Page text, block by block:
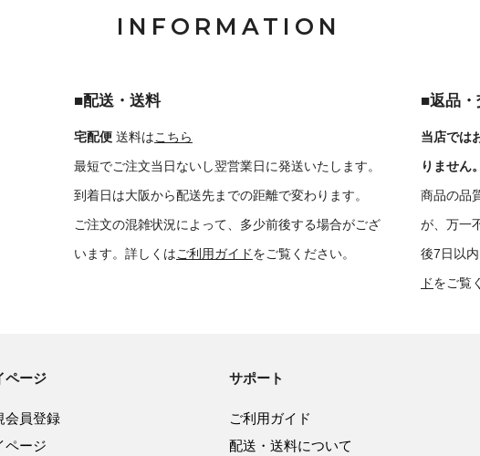
INFORMATION
■配送・送料
宅配便 送料はこちら
最短でご注文当日ないし翌営業日に発送いたします。
到着日は大阪から配送先までの距離で変わります。
ご注文の混雑状況によって、多少前後する場合がござ
います。詳しくはご利用ガイドをご覧ください。
■返品・
当店では
りません。
商品の品
が、万一
後7日以
ドをご覧
ページ
会員登録
ページ
サポート
ご利用ガイド
配送・送料について